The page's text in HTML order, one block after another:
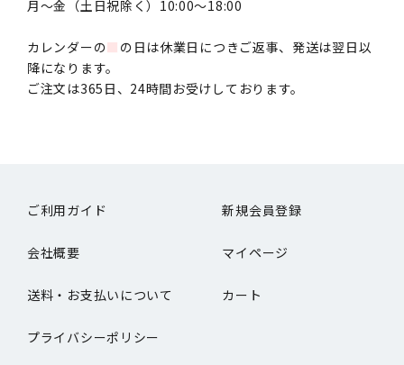
月〜金（土日祝除く）10:00～18:00
カレンダーの■ の日は休業日につきご返事、発送は翌日以
降になります。
ご注文は365日、24時間お受けしております。
ご利用ガイド 新規会員登録
会社概要 マイページ
送料・お支払いについて カート
プライバシーポリシー